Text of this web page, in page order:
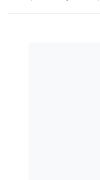
se refere às Instituições